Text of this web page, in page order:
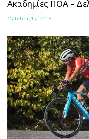
Ακαδημίες ΠΟΑ –
October 17, 2018